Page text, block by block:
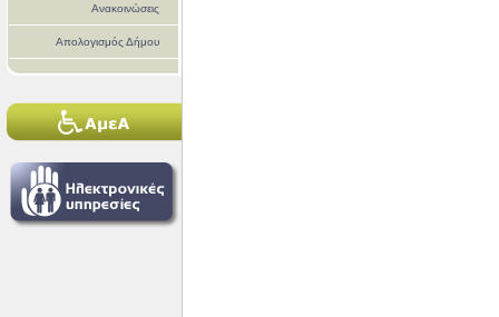
Ανακοινώσεις
Απολογισμός Δήμου
Καστοριάς